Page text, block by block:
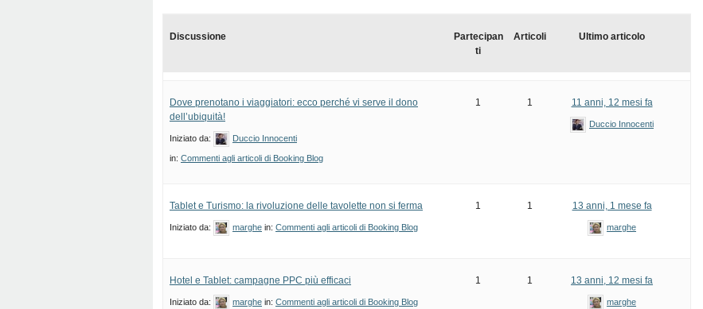
Discussione
Partecipan
ti
Articoli Ultimo articolo
Dove prenotano i viaggiatori: ecco perché vi serve il dono
dell’ubiquità!
Iniziato da: Duccio Innocenti
in: Commenti agli articoli di Booking Blog
1 1 11 anni, 12 mesi fa
Duccio Innocenti
Tablet e Turismo: la rivoluzione delle tavolette non si ferma
Iniziato da: marghe in: Commenti agli articoli di Booking Blog
1 1 13 anni, 1 mese fa
marghe
Hotel e Tablet: campagne PPC più efficaci
Iniziato da: marghe in: Commenti agli articoli di Booking Blog
1 1 13 anni, 12 mesi fa
marghe